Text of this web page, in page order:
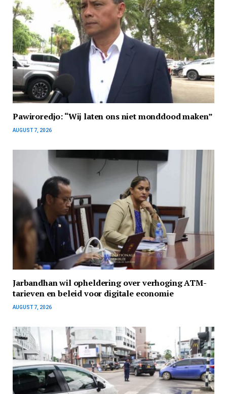
Pawiroredjo: “Wij laten ons niet monddood maken”
AUGUST 7, 2026
Jarbandhan wil opheldering over verhoging ATM-
tarieven en beleid voor digitale economie
AUGUST 7, 2026